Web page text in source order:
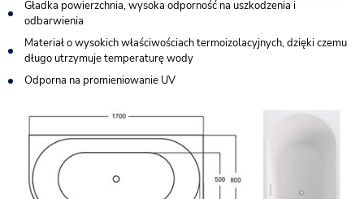
Gładka powierzchnia, wysoka odporność na uszkodzenia i
odbarwienia
Materiał o wysokich właściwościach termoizolacyjnych, dzięki czemu
długo utrzymuje temperaturę wody
Odporna na promieniowanie UV